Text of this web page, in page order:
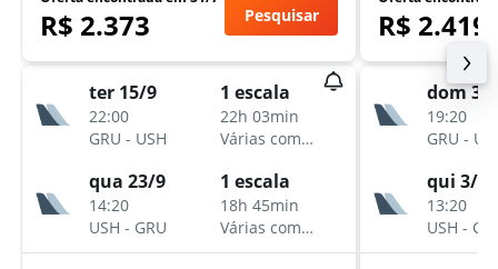
R$ 2.373 Pesquisar
ter 15/9
22:00
GRU - USH
1 escala
22h 03min
Várias companhias aéreas
qua 23/9
14:20
USH - GRU
1 escala
18h 45min
Várias companhias aéreas
R$ 2.419
dom
19:20
GRU -
qui 3/9
13:20
USH -